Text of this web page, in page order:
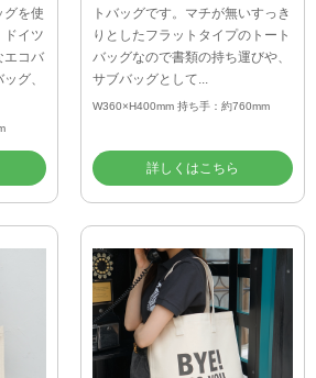
グを使
ドイツ
エコバ
グ、
トバッグです。マチが無いすっき
りとしたフラットタイプのトート
バッグなので書類の持ち運びや、
サブバッグとして...
W360×H400mm 持ち手：約760mm
詳しくはこちら